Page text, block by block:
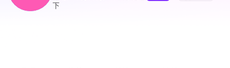
企业服务下